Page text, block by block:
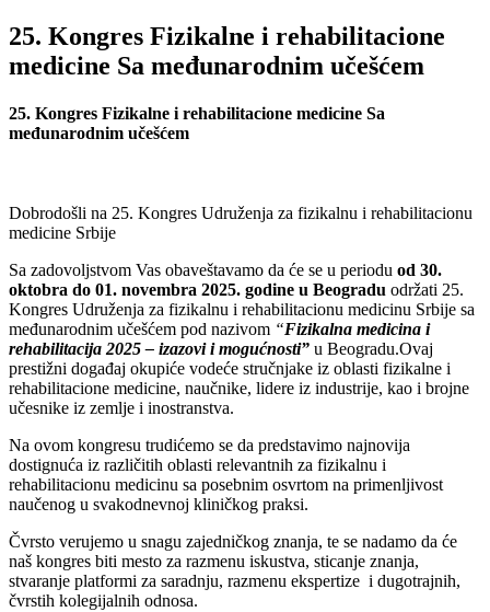
25. Kongres Fizikalne i rehabilitacione
medicine Sa međunarodnim učešćem
25. Kongres Fizikalne i rehabilitacione medicine Sa
međunarodnim učešćem
Dobrodošli na 25. Kongres Udruženja za fizikalnu i rehabilitacionu
medicine Srbije
Sa zadovoljstvom Vas obaveštavamo da će se u periodu od 30.
oktobra do 01. novembra 2025. godine u Beogradu održati 25.
Kongres Udruženja za fizikalnu i rehabilitacionu medicinu Srbije sa
međunarodnim učešćem pod nazivom “Fizikalna medicina i
rehabilitacija 2025 – izazovi i mogućnosti” u Beogradu.Ovaj
prestižni događaj okupiće vodeće stručnjake iz oblasti fizikalne i
rehabilitacione medicine, naučnike, lidere iz industrije, kao i brojne
učesnike iz zemlje i inostranstva.
Na ovom kongresu trudićemo se da predstavimo najnovija
dostignuća iz različitih oblasti relevantnih za fizikalnu i
rehabilitacionu medicinu sa posebnim osvrtom na primenljivost
naučenog u svakodnevnoj kliničkog praksi.
Čvrsto verujemo u snagu zajedničkog znanja, te se nadamo da će
naš kongres biti mesto za razmenu iskustva, sticanje znanja,
stvaranje platformi za saradnju, razmenu ekspertize i dugotrajnih,
čvrstih kolegijalnih odnosa.